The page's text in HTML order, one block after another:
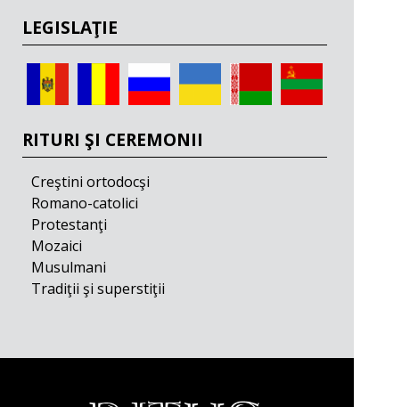
LEGISLAŢIE
RITURI ŞI CEREMONII
Creştini ortodocşi
Romano-catolici
Protestanţi
Mozaici
Musulmani
Tradiţii şi superstiţii